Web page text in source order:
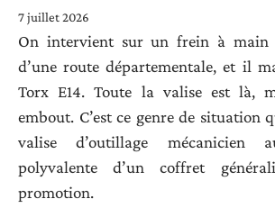
7 juillet 2026
On intervient sur un frein à main
d’une route départementale, et il
Torx E14. Toute la valise est là,
embout. C’est ce genre de situation
valise d’outillage mécanicien
polyvalente d’un coffret
promotion.